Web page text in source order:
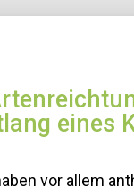
eines
vor allem